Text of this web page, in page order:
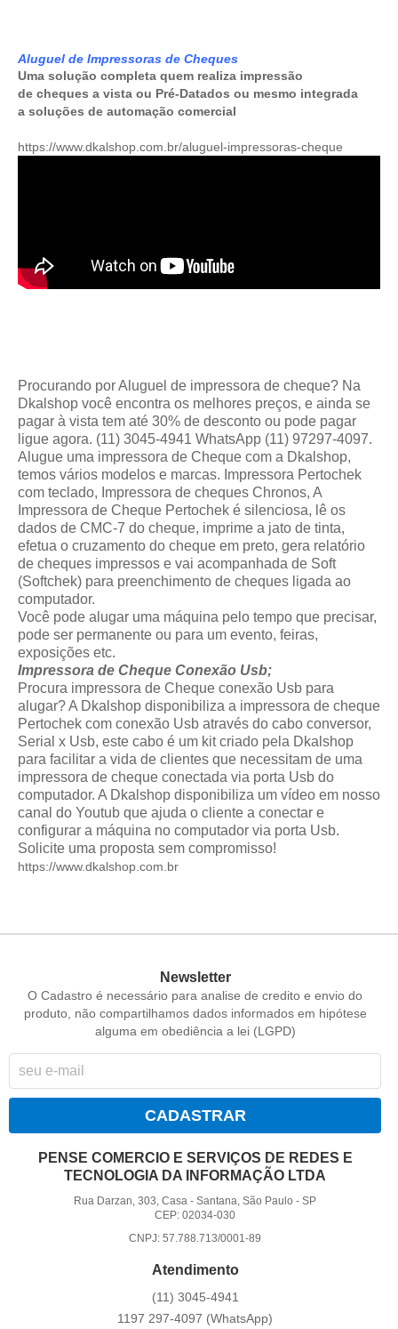
Aluguel de Impressoras de Cheques
Uma solução completa quem realiza impressão
de cheques a vista ou Pré-Datados ou mesmo integrada
a soluções de automação comercial
https://www.dkalshop.com.br/aluguel-impressoras-cheque
Procurando por Aluguel de impressora de cheque? Na
Dkalshop você encontra os melhores preços, e ainda se
pagar à vista tem até 30% de desconto ou pode pagar
ligue agora. (11) 3045-4941 WhatsApp (11) 97297-4097.
Alugue uma impressora de Cheque com a Dkalshop,
temos vários modelos e marcas. Impressora Pertochek
com teclado, Impressora de cheques Chronos, A
Impressora de Cheque Pertochek é silenciosa, lê os
dados de CMC-7 do cheque, imprime a jato de tinta,
efetua o cruzamento do cheque em preto, gera relatório
de cheques impressos e vai acompanhada de Soft
(Softchek) para preenchimento de cheques ligada ao
computador.
Você pode alugar uma máquina pelo tempo que precisar,
pode ser permanente ou para um evento, feiras,
exposições etc.
Impressora de Cheque Conexão Usb;
Procura impressora de Cheque conexão Usb para
alugar? A Dkalshop disponibiliza a impressora de cheque
Pertochek com conexão Usb através do cabo conversor,
Serial x Usb, este cabo é um kit criado pela Dkalshop
para facilitar a vida de clientes que necessitam de uma
impressora de cheque conectada via porta Usb do
computador. A Dkalshop disponibiliza um vídeo em nosso
canal do Youtub que ajuda o cliente a conectar e
configurar a máquina no computador via porta Usb.
Solicite uma proposta sem compromisso!
https://www.dkalshop.com.br
Newsletter
O Cadastro é necessário para analise de credito e envio do
produto, não compartilhamos dados informados em hipótese
alguma em obediência a lei (LGPD)
CADASTRAR
PENSE COMERCIO E SERVIÇOS DE REDES E
TECNOLOGIA DA INFORMAÇÃO LTDA
Rua Darzan, 303, Casa -Santana, São Paulo -SP
CEP: 02034-030
CNPJ: 57.788.713/0001-89
Atendimento
(11) 3045-4941
1197 297-4097 (WhatsApp)